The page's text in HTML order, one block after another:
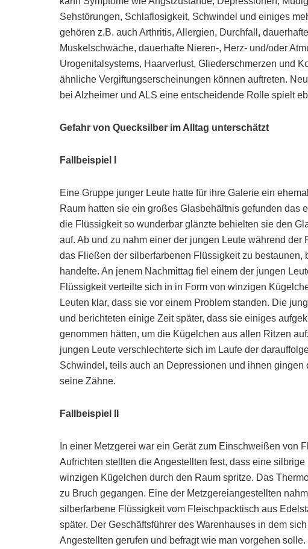
Sehstörungen, Schlaflosigkeit, Schwindel und einiges
gehören z.B. auch Arthritis, Allergien, Durchfall,
Muskelschwäche, dauerhafte Nieren-, Herz- und/oder
Urogenitalsystems, Haarverlust, Gliederschmerzen und
ähnliche Vergiftungserscheinungen können auftreten.
bei Alzheimer und ALS eine entscheidende Rolle spielt
Gefahr von Quecksilber im Alltag unterschätzt
Fallbeispiel I
Eine Gruppe junger Leute hatte für ihre Galerie ein
Raum hatten sie ein großes Glasbehältnis gefunden das
die Flüssigkeit so wunderbar glänzte behielten sie den
auf. Ab und zu nahm einer der jungen Leute während
das Fließen der silberfarbenen Flüssigkeit zu
handelte. An jenem Nachmittag fiel einem der jungen
Flüssigkeit verteilte sich in in Form von winzigen
Leuten klar, dass sie vor einem Problem standen. Die
und berichteten einige Zeit später, dass sie einiges
genommen hätten, um die Kügelchen aus allen Ritzen
jungen Leute verschlechterte sich im Laufe der
Schwindel, teils auch an Depressionen und ihnen
seine Zähne.
Fallbeispiel II
In einer Metzgerei war ein Gerät zum Einschweißen von
Aufrichten stellten die Angestellten fest, dass eine
winzigen Kügelchen durch den Raum spritze. Das
zu Bruch gegangen. Eine der Metzgereiangestellten
silberfarbene Flüssigkeit vom Fleischpacktisch aus
später. Der Geschäftsführer des Warenhauses in dem
Angestellten gerufen und befragt wie man vorgehen